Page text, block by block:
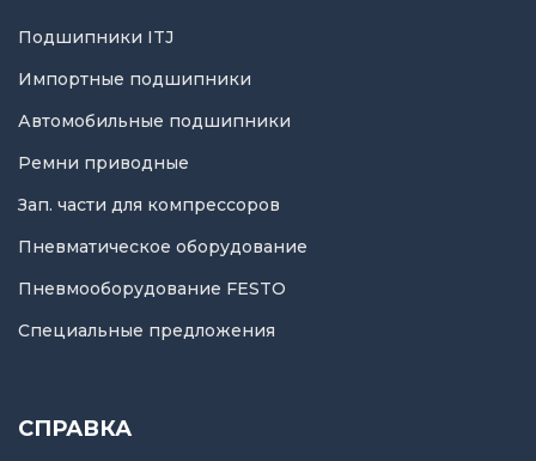
Подшипники ITJ
Импортные подшипники
Автомобильные подшипники
Ремни приводные
Зап. части для компрессоров
Пневматическое оборудование
Пневмооборудование FESTO
Специальные предложения
СПРАВКА